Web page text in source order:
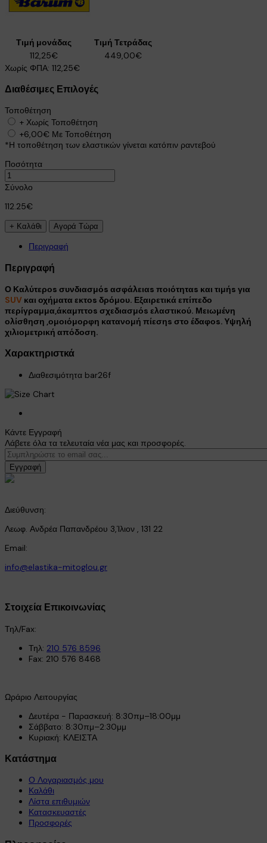
Τιμή μονάδας
Τιμή Τετράδας
112,25€
449,00€
Χωρίς ΦΠΑ: 112,25€
Διαθέσιμες Επιλογές
Τοποθέτηση
+ Χωρίς Τοποθέτηση
+6,00€ Με Τοποθέτηση
*Η τοποθέτηση των ελαστικών γίνεται κατόπιν ραντεβού
Ποσότητα
Σύνολο
112.25€
Περιγραφή
Περιγραφή
Ο Καλύτεροs συνδιασμόs ασφάλειαs ποιότηταs και τιμήs για
SUV και οχήματα εκτοs δρόμου. Εξαιρετικά επίπεδο
περίγραμμα,άκαμπτοs σχεδιασμόs ελαστικού. Μειωμένη
ολίσθηση ,ομοιόμορφη κατανομή πίεσηs στο έδαφοs. Yψηλή
χιλιομετρική απόδοση.
Χαρακτηριστκά
Διαθεσιμότητα bar26f
Κάντε Εγγραφή
Λάβετε όλα τα τελευταία νέα μας και προσφορές.
Εγγραφή
Διεύθυνση:
Λεωφ. Ανδρέα Παπανδρέου 3,Ίλιον , 131 22
Email:
info@elastika-mitoglou.gr
Στοιχεία Επικοινωνίας
Τηλ/Fax:
Τηλ: 210 576 8596
Fax: 210 576 8468
Ωράριο Λειτουργίας
Δευτέρα - Παρασκευή: 8:30πμ–18:00μμ
Σάββατο: 8:30πμ–2:30μμ
Κυριακή: ΚΛΕΙΣΤΑ
Κατάστημα
Ο Λογαριασμός μου
Καλάθι
Λίστα επιθυμιών
Κατασκευαστές
Προσφορές